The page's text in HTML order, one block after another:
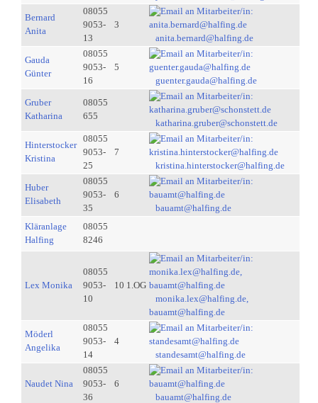
Bernard
Anita
08055
9053-
13
3
anita.bernard@halfing.de
Gauda
Günter
08055
9053-
16
5
guenter.gauda@halfing.de
Gruber
Katharina
08055
655
katharina.gruber@schonstett.de
Hinterstocker
Kristina
08055
9053-
25
7
kristina.hinterstocker@halfing.de
Huber
Elisabeth
08055
9053-
35
6
bauamt@halfing.de
Kläranlage
Halfing
08055
8246
Lex Monika
08055
9053-
10
10 1.OG
monika.lex@halfing.de,
bauamt@halfing.de
Möderl
Angelika
08055
9053-
14
4
standesamt@halfing.de
Naudet Nina
08055
9053-
36
6
bauamt@halfing.de